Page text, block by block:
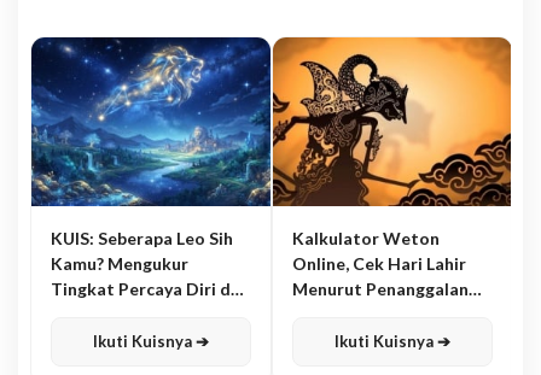
KUIS: Seberapa Leo Sih
Kamu? Mengukur
Tingkat Percaya Diri dan
Ikuti Kuisnya ➔
Kalkulator Weton
Online, Cek Hari Lahir
Menurut Penanggalan
Ikuti Kuisnya ➔